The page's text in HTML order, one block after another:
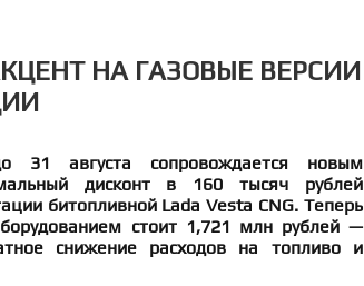
НА ГАЗОВЫЕ ВЕРСИИ
31 августа сопровождается новым
дисконт в 160 тысяч рублей
битопливной Lada Vesta CNG. Теперь
стоит 1,721 млн рублей —
снижение расходов на топливо и